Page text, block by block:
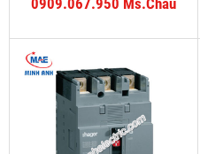
0909.067.950 Ms.Châu